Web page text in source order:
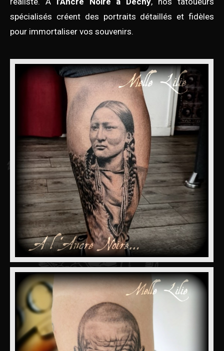
spécialisés créent des portraits détaillés et fidèles
pour immortaliser vos souvenirs.